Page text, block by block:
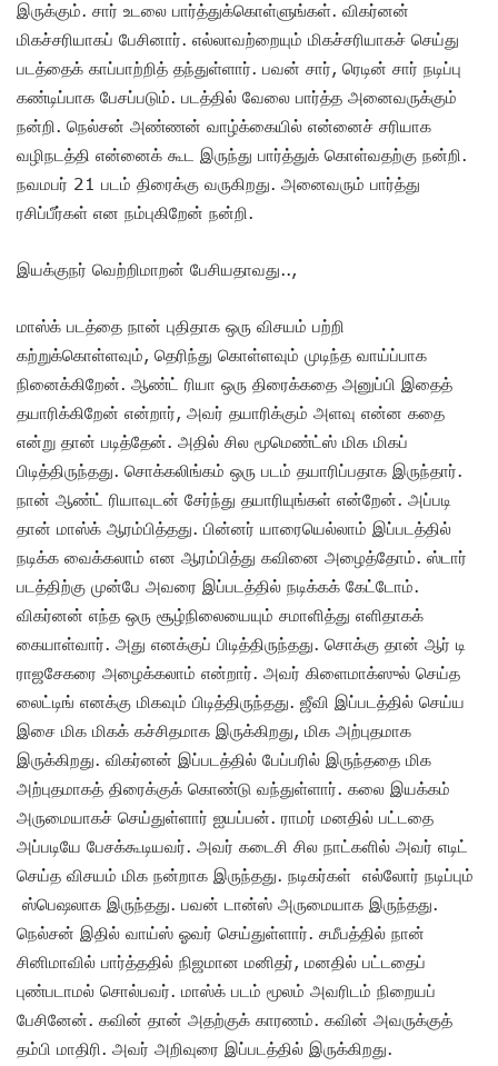
இருக்கும். சார் உடலை பார்த்துக்கொள்ளுங்கள். விகர்னன்
மிகச்சரியாகப் பேசினார். எல்லாவற்றையும் மிகச்சரியாகச் செய்து
படத்தைக் காப்பாற்றித் தந்துள்ளார். பவன் சார், ரெடின் சார் நடிப்பு
கண்டிப்பாக பேசப்படும். படத்தில் வேலை பார்த்த அனைவருக்கும்
நன்றி. நெல்சன் அண்ணன் வாழ்க்கையில் என்னைச் சரியாக
வழிநடத்தி என்னைக் கூட இருந்து பார்த்துக் கொள்வதற்கு நன்றி.
நவமபர் 21 படம் திரைக்கு வருகிறது. அனைவரும் பார்த்து
ரசிப்பீர்கள் என நம்புகிறேன் நன்றி.
இயக்குநர் வெற்றிமாறன் பேசியதாவது..,
மாஸ்க் படத்தை நான் புதிதாக ஒரு விசயம் பற்றி
கற்றுக்கொள்ளவும், தெரிந்து கொள்ளவும் முடிந்த வாய்ப்பாக
நினைக்கிறேன். ஆண்ட் ரியா ஒரு திரைக்கதை அனுப்பி இதைத்
தயாரிக்கிறேன் என்றார், அவர் தயாரிக்கும் அளவு என்ன கதை
என்று தான் படித்தேன். அதில் சில மூமெண்ட்ஸ் மிக மிகப்
பிடித்திருந்தது. சொக்கலிங்கம் ஒரு படம் தயாரிப்பதாக இருந்தார்.
நான் ஆண்ட் ரியாவுடன் சேர்ந்து தயாரியுங்கள் என்றேன். அப்படி
தான் மாஸ்க் ஆரம்பித்தது. பின்னர் யாரையெல்லாம் இப்படத்தில்
நடிக்க வைக்கலாம் என ஆரம்பித்து கவினை அழைத்தோம். ஸ்டார்
படத்திற்கு முன்பே அவரை இப்படத்தில் நடிக்கக் கேட்டோம்.
விகர்னன் எந்த ஒரு சூழ்நிலையையும் சமாளித்து எளிதாகக்
கையாள்வார். அது எனக்குப் பிடித்திருந்தது. சொக்கு தான் ஆர் டி
ராஜசேகரை அழைக்கலாம் என்றார். அவர் கிளைமாக்ஸுல் செய்த
லைட்டிங் எனக்கு மிகவும் பிடித்திருந்தது. ஜீவி இப்படத்தில் செய்ய
இசை மிக மிகக் கச்சிதமாக இருக்கிறது, மிக அற்புதமாக
இருக்கிறது. விகர்னன் இப்படத்தில் பேப்பரில் இருந்ததை மிக
அற்புதமாகத் திரைக்குக் கொண்டு வந்துள்ளார். கலை இயக்கம்
அருமையாகச் செய்துள்ளார் ஐயப்பன். ராமர் மனதில் பட்டதை
அப்படியே பேசக்கூடியவர். அவர் கடைசி சில நாட்களில் அவர் எடிட்
செய்த விசயம் மிக நன்றாக இருந்தது. நடிகர்கள் எல்லோர் நடிப்பும்
ஸ்பெஷலாக இருந்தது. பவன் டான்ஸ் அருமையாக இருந்தது.
நெல்சன் இதில் வாய்ஸ் ஓவர் செய்துள்ளார். சமீபத்தில் நான்
சினிமாவில் பார்த்ததில் நிஜமான மனிதர், மனதில் பட்டதைப்
புண்படாமல் சொல்பவர். மாஸ்க் படம் மூலம் அவரிடம் நிறையப்
பேசினேன். கவின் தான் அதற்குக் காரணம். கவின் அவருக்குத்
தம்பி மாதிரி. அவர் அறிவுரை இப்படத்தில் இருக்கிறது.